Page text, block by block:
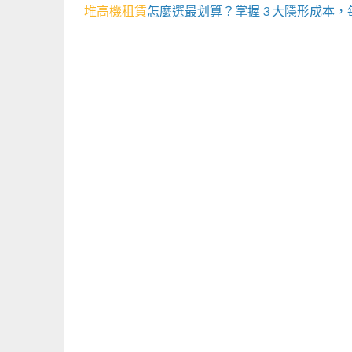
堆高機租賃怎麼選最划算？掌握 3 大隱形成本，